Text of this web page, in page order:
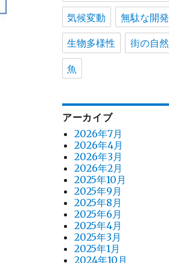
気候変動
無駄な開発
生物多様性
街の自然
魚
アーカイブ
2026年7月
2026年4月
2026年3月
2026年2月
2025年10月
2025年9月
2025年8月
2025年6月
2025年4月
2025年3月
2025年1月
2024年10月